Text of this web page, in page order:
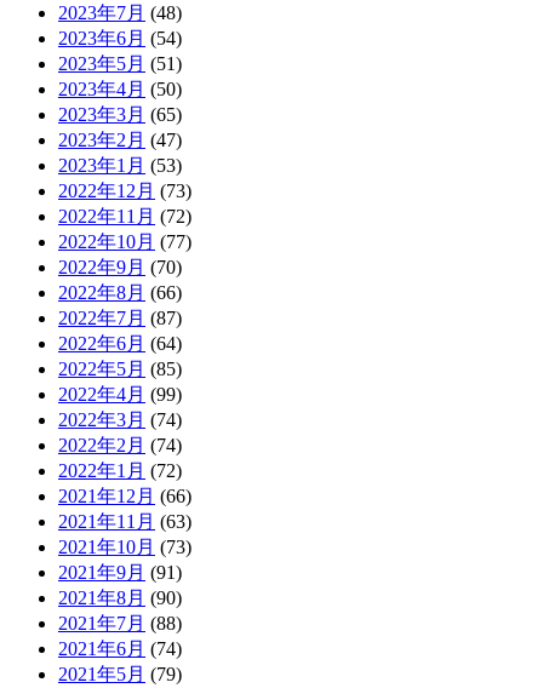
2023年7月 (48)
2023年6月 (54)
2023年5月 (51)
2023年4月 (50)
2023年3月 (65)
2023年2月 (47)
2023年1月 (53)
2022年12月 (73)
2022年11月 (72)
2022年10月 (77)
2022年9月 (70)
2022年8月 (66)
2022年7月 (87)
2022年6月 (64)
2022年5月 (85)
2022年4月 (99)
2022年3月 (74)
2022年2月 (74)
2022年1月 (72)
2021年12月 (66)
2021年11月 (63)
2021年10月 (73)
2021年9月 (91)
2021年8月 (90)
2021年7月 (88)
2021年6月 (74)
2021年5月 (79)